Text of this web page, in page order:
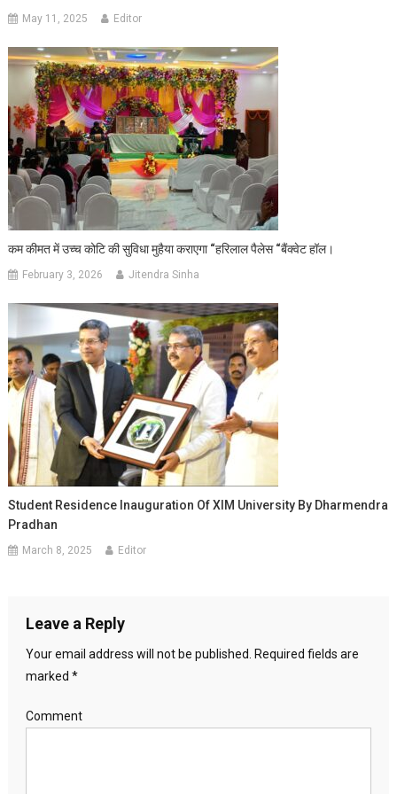
May 11, 2025 Editor
कम कीमत में उच्च कोटि की सुविधा मुहैया कराएगा “हरिलाल पैलेस “बैंक्वेट हॉल।
February 3, 2026 Jitendra Sinha
Student Residence Inauguration Of XIM University By Dharmendra
Pradhan
March 8, 2025 Editor
Leave a Reply
Your email address will not be published. Required fields are
marked *
Comment